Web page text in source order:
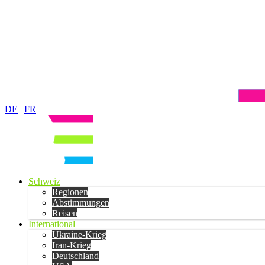
DE | FR
Schweiz
Regionen
Abstimmungen
Reisen
International
Ukraine-Krieg
Iran-Krieg
Deutschland